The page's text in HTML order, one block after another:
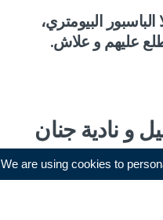
We are using cookies to
البيومتري،
عليهم و علاش.
و نادية جنان